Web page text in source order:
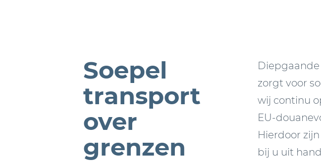
Soepel
transport
over
grenzen
zorgt voor
wij continu
EU-
Hierdoor
bij u uit